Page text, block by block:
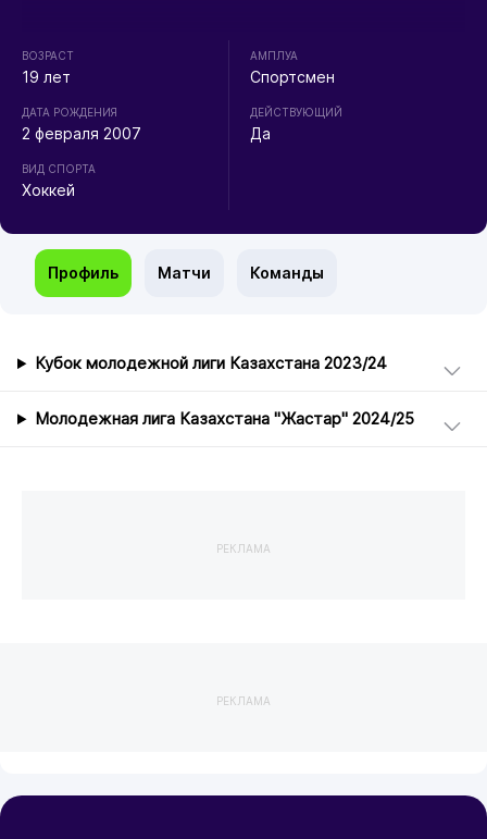
ВОЗРАСТ
19 лет
ДАТА РОЖДЕНИЯ
2 февраля 2007
ВИД СПОРТА
Хоккей
АМПЛУА
Спортсмен
ДЕЙСТВУЮЩИЙ
Да
Профиль Матчи Команды
Кубок молодежной лиги Казахстана 2023/24
Молодежная лига Казахстана "Жастар" 2024/25
РЕКЛАМА
РЕКЛАМА